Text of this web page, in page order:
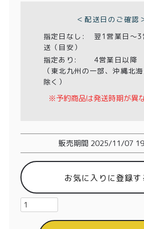
特定商取引法に基づく表記
＜配送日のご確認
指定日なし:
翌1営業日〜
送（目安）
指定あり:
4営業日以降
（東北九州の一部、沖縄北
除く）
※予約商品は発送時期が異
販売期間 2025/11/07
お気に入りに登録す